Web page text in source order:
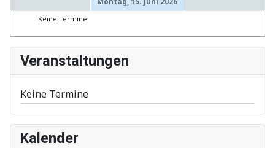
Keine Termine
Veranstaltungen
Keine Termine
Kalender